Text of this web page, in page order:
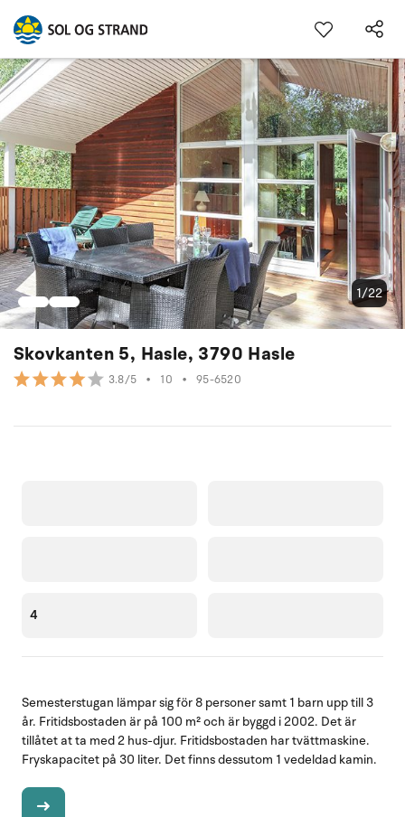
Skovkanten 5, Hasle, 3790 Hasle
3.8/5 • 10 • 95-6520
1/22
4
Semesterstugan lämpar sig för 8 personer samt 1 barn upp till 3
år. Fritidsbostaden är på 100 m² och är byggd i 2002. Det är
tillåtet at ta med 2 hus-djur. Fritidsbostaden har tvättmaskine.
Fryskapacitet på 30 liter. Det finns dessutom 1 vedeldad kamin.